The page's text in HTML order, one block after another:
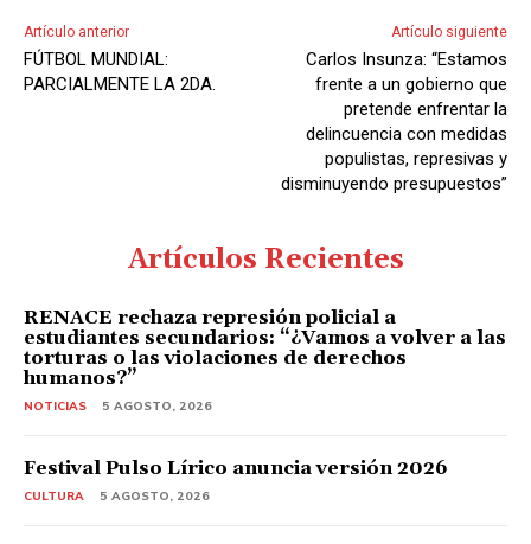
Artículo anterior
FÚTBOL MUNDIAL:
PARCIALMENTE LA 2DA.
Artículo siguiente
Carlos Insunza: “Estamos
frente a un gobierno que
pretende enfrentar la
delincuencia con medidas
populistas, represivas y
disminuyendo presupuestos”
Artículos Recientes
RENACE rechaza represión policial a
estudiantes secundarios: “¿Vamos a volver a las
torturas o las violaciones de derechos
humanos?”
NOTICIAS 5 AGOSTO, 2026
Festival Pulso Lírico anuncia versión 2026
CULTURA 5 AGOSTO, 2026